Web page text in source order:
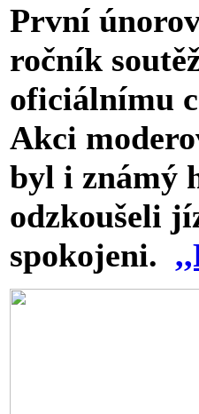
První
ročník
oficiálnímu
Akci
byl i známý
odzkoušeli
spokojeni.